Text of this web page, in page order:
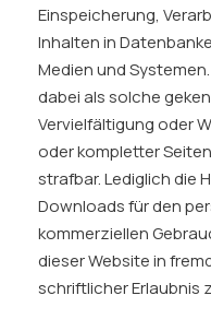
Einspeicherung,
Inhalten in
Medien und
dabei als solche
Vervielfältigung oder
oder kompletter
strafbar. Lediglich die
Downloads für den
kommerziellen
dieser Website in
schriftlicher Erlaubnis